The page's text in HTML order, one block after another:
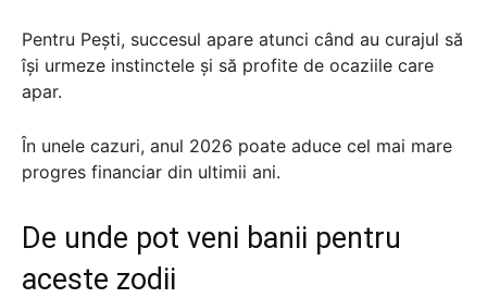
Pentru Pești, succesul apare atunci când au curajul să
își urmeze instinctele și să profite de ocaziile care
apar.
În unele cazuri, anul 2026 poate aduce cel mai mare
progres financiar din ultimii ani.
De unde pot veni banii pentru
aceste zodii